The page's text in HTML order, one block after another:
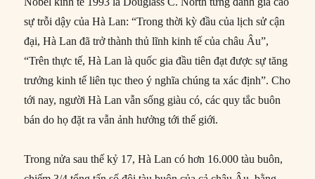
sự trỗi dậy của Hà Lan: “Trong thời kỳ đầu của lịch sử cận
đại, Hà Lan đã trở thành thủ lĩnh kinh tế của châu Âu”,
“Trên thực tế, Hà Lan là quốc gia đầu tiên đạt được sự tăng
trưởng kinh tế liên tục theo ý nghĩa chúng ta xác định”. Cho
tới nay, người Hà Lan vẫn sống giàu có, các quy tắc buôn
bán do họ đặt ra vẫn ảnh hưởng tới thế giới.
Trong nửa sau thế kỷ 17, Hà Lan có hơn 16.000 tàu buôn,